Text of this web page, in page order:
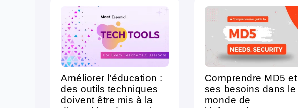
Améliorer l'éducation :
des outils techniques
doivent être mis à la
Comprendre MD5 et
ses besoins dans le
monde de